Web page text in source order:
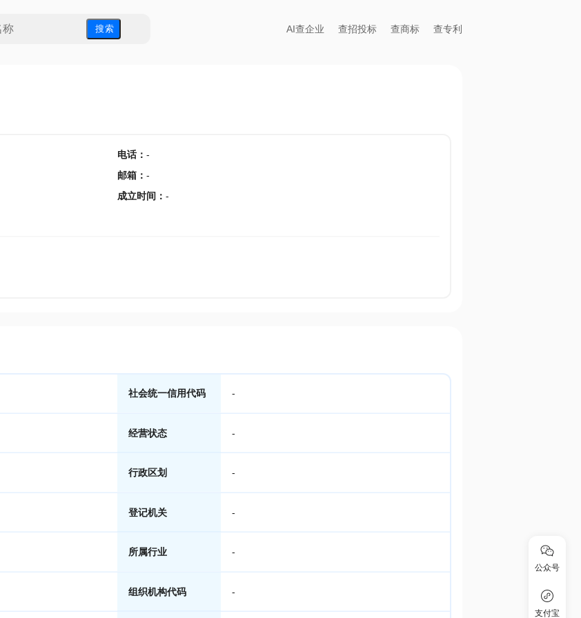
搜 索 AI查企业 查招投标 查商标 查专利
电话： -
邮箱 ： -
成立时间 ： -
社会统一信用代码 -
经营状态 -
行政区划 -
登记机关 -
所属行业 -
组织机构代码 -
公众号
支付宝